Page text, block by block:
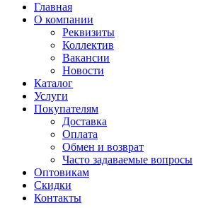
Главная
О компании
Реквизиты
Коллектив
Вакансии
Новости
Каталог
Услуги
Покупателям
Доставка
Оплата
Обмен и возврат
Часто задаваемые вопросы
Оптовикам
Скидки
Контакты